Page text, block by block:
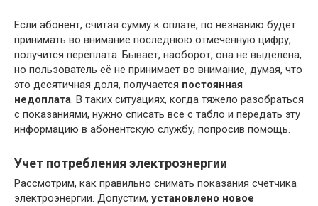
Если абонент, считая сумму к оплате, по незнанию будет
принимать во внимание последнюю отмеченную цифру,
получится переплата. Бывает, наоборот, она не выделена,
но пользователь её не принимает во внимание, думая, что
это десятичная доля, получается постоянная
недоплата. В таких ситуациях, когда тяжело разобраться
с показаниями, нужно списать все с табло и передать эту
информацию в абонентскую службу, попросив помощь.
Учет потребления электроэнергии
Рассмотрим, как правильно снимать показания счетчика
электроэнергии. Допустим, установлено новое